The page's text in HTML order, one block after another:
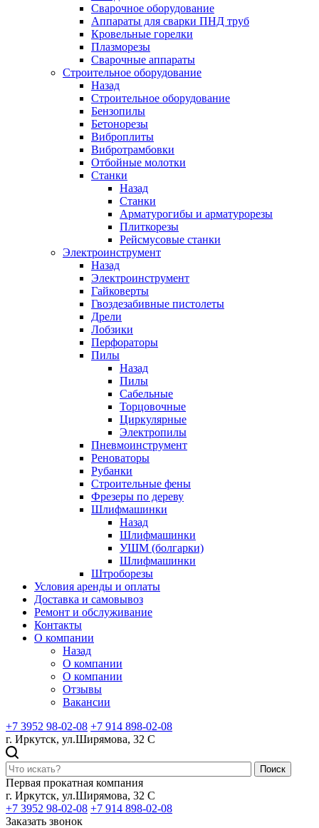
Сварочное оборудование
Аппараты для сварки ПНД труб
Кровельные горелки
Плазморезы
Сварочные аппараты
Строительное оборудование
Назад
Строительное оборудование
Бензопилы
Бетонорезы
Виброплиты
Вибротрамбовки
Отбойные молотки
Станки
Назад
Станки
Арматурогибы и арматурорезы
Плиткорезы
Рейсмусовые станки
Электроинструмент
Назад
Электроинструмент
Гайковерты
Гвоздезабивные пистолеты
Дрели
Лобзики
Перфораторы
Пилы
Назад
Пилы
Сабельные
Торцовочные
Циркулярные
Электропилы
Пневмоинструмент
Реноваторы
Рубанки
Строительные фены
Фрезеры по дереву
Шлифмашинки
Назад
Шлифмашинки
УШМ (болгарки)
Шлифмашинки
Штроборезы
Условия аренды и оплаты
Доставка и самовывоз
Ремонт и обслуживание
Контакты
О компании
Назад
О компании
О компании
Отзывы
Вакансии
+7 3952 98-02-08 +7 914 898-02-08
г. Иркутск, ул.Ширямова, 32 С
Поиск
Первая прокатная компания
г. Иркутск, ул.Ширямова, 32 С
+7 3952 98-02-08 +7 914 898-02-08
Заказать звонок